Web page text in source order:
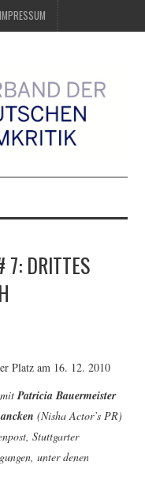
IMPRESSUM
7: DRITTES
Platz am 16. 12. 2010
mitPatricia Bauermeister
(Nisha Actor’s PR)
Stuttgarter
unter denen